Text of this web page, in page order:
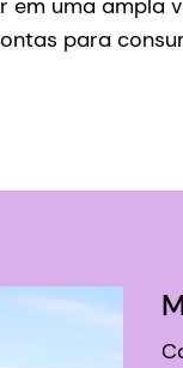
em uma ampla
para